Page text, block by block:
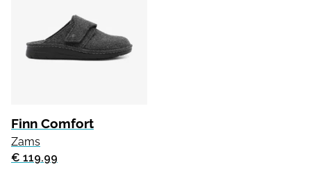
Finn Comfort
Zams
€ 119.99